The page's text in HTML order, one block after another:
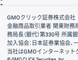
会社案内
GMOクリック証券株式会社
金融商品取引業者 関東財務
務局長（銀代）第330号 所属
加入協会：日本証券業協会
当社はGMOインターネット